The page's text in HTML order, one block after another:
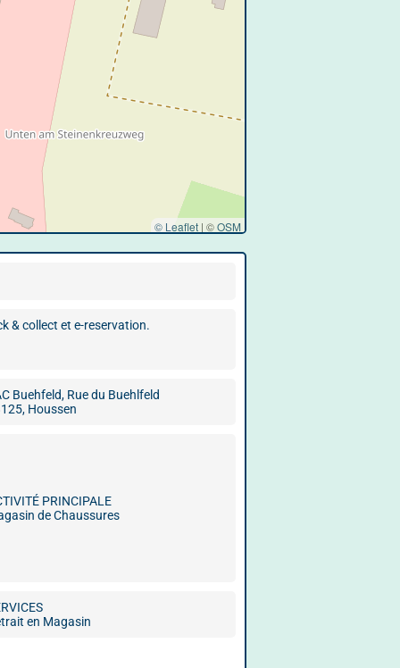
© Leaflet | ©OSM
& collect et e-reservation.
Buehfeld, Rue du Buehlfeld
Houssen
PRINCIPALE
de Chaussures
en Magasin